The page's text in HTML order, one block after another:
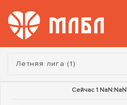
Турнир:
Летняя лига (1)
Сейчас 1 NaN:NaN